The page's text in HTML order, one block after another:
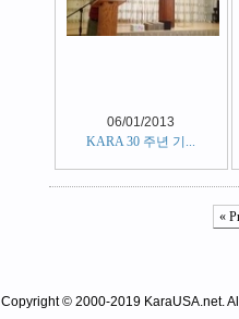
06/01/2013
KARA 30 주년 기...
«
Copyright © 2000-2019 KaraUSA.net.